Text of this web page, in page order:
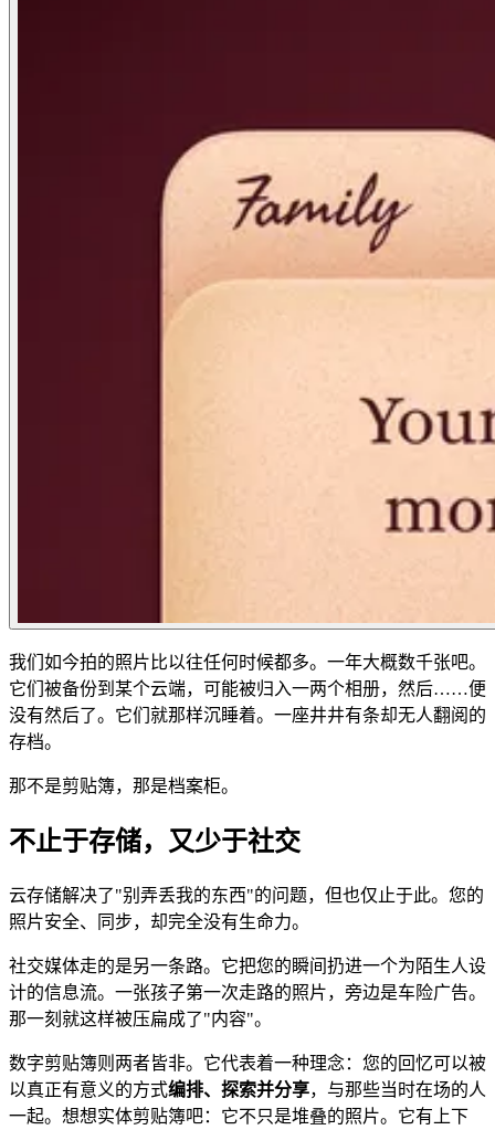
我们如今拍的照片比以往任何时候都多。一年大概数千张吧。
它们被备份到某个云端，可能被归入一两个相册，然后……便
没有然后了。它们就那样沉睡着。一座井井有条却无人翻阅的
存档。
那不是剪贴簿，那是档案柜。
不止于存储，又少于社交
云存储解决了"别弄丢我的东西"的问题，但也仅止于此。您的
照片安全、同步，却完全没有生命力。
社交媒体走的是另一条路。它把您的瞬间扔进一个为陌生人设
计的信息流。一张孩子第一次走路的照片，旁边是车险广告。
那一刻就这样被压扁成了"内容"。
数字剪贴簿则两者皆非。它代表着一种理念：您的回忆可以被
以真正有意义的方式编排、探索并分享，与那些当时在场的人
一起。想想实体剪贴簿吧：它不只是堆叠的照片。它有上下